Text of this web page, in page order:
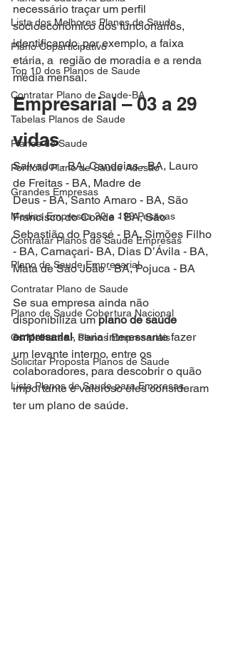
Lista dos Melhores Planos de Saude
Plano Coparticipativo
Top 10 dos Planos de Saude
Contratar Plano de Saude-BA
Tabelas Planos de Saude
Planos de Saude
Portfolio Plano de Saude Adesão
Grandes Empresas
Medias Empresas 30 a 199 Pessoas
Contratar Planos de Saude Empresas
Plano de Saude Empresarial
Contratar Plano de Saude
Plano de Saude Cobertura Nacional
Os Melhores - Planos Empresariais
Solicitar Proposta Planos de Saude
Lista Planos de Saude para Empresas
necessário traçar um perfil
socioeconômico dos funcionários,
identificando, por exemplo, a faixa
etária, a  região de moradia e a renda
média mensal.
Empresarial – 03 a 29
vidas
Salvador - BA, Candeias - BA, Lauro
de Freitas - BA, Madre de
Deus - BA, Santo Amaro - BA, São
Francisco do Conde - BA, São
Sebastião do Passé - BA, Simões Filho
- BA, Camaçari- BA, Dias D’Ávila - BA,
Mata de São João - BA, Pojuca - BA
Se sua empresa ainda não
disponibiliza um plano de saúde
empresarial, seria interessante fazer
um levante interno, entre os
colaboradores, para descobrir o quão
importante e valoroso eles consideram
ter um plano de saúde.